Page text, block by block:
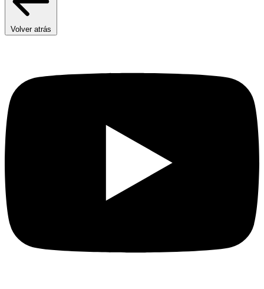
Volver atrás